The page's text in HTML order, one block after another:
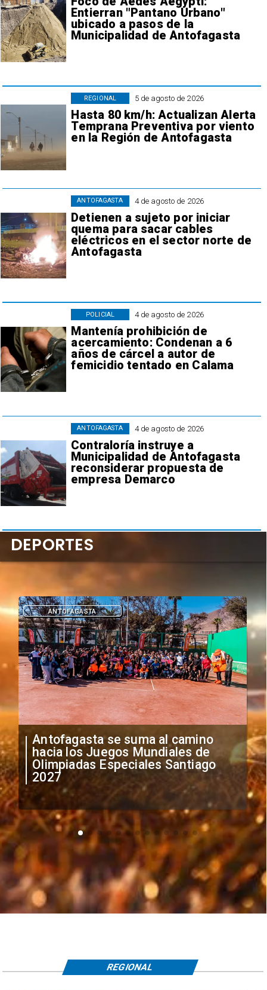
Entierran "Pantano Urbano"
ubicado a pasos de la
Municipalidad de Antofagasta
5 de agosto de 2026
Hasta 80 km/h: Actualizan Alerta
Temprana Preventiva por viento
en la Región de Antofagasta
REGIONAL
4 de agosto de 2026
Detienen a sujeto por iniciar
quema para sacar cables
eléctricos en el sector norte de
Antofagasta
ANTOFAGASTA
4 de agosto de 2026
Mantenía prohibición de
acercamiento: Condenan a 6
años de cárcel a autor de
femicidio tentado en Calama
POLICIAL
4 de agosto de 2026
Contraloría instruye a
Municipalidad de Antofagasta
reconsiderar propuesta de
empresa Demarco
ANTOFAGASTA
Antofagasta se suma al camino
hacia los Juegos Mundiales de
Olimpiadas Especiales Santiago
2027
ANTOFAGASTA
DEPORTES
REGIONAL